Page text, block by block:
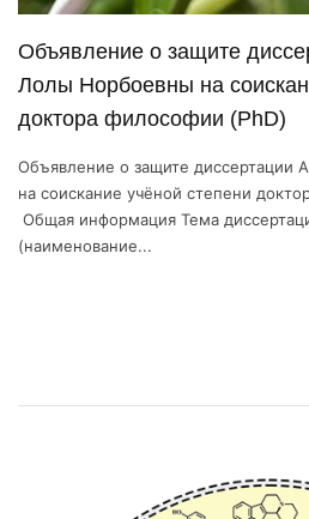
Объявление о защите
Лолы Норбоевны на
доктора философии (PhD)
Объявление о защите
на соискание учёной степени
Общая информация Тема
(наименование...